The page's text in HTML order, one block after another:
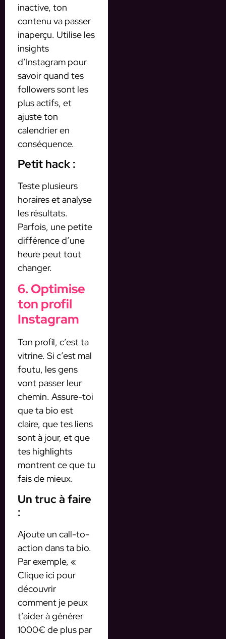
inactive, ton
contenu va passer
inaperçu. Utilise les
insights
d’Instagram pour
savoir quand tes
followers sont les
plus actifs, et
ajuste ton
calendrier en
conséquence.
Petit hack :
Teste plusieurs
horaires et analyse
les résultats.
Parfois, une petite
différence d’une
heure peut tout
changer.
6. Optimise
ton profil
Instagram
Ton profil, c’est ta
vitrine. Si c’est mal
foutu, les gens
vont passer leur
chemin. Assure-toi
que ta bio est
claire, que tes liens
sont à jour, et que
tes highlights
montrent ce que tu
fais de mieux.
Un truc à faire
:
Ajoute un call-to-
action dans ta bio.
Par exemple, «
Clique ici pour
découvrir
comment je peux
t’aider à générer
1000€ de plus par